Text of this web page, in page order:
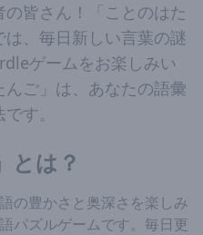
皆さん！「ことのはた
、毎日新しい言葉の謎
ゲームをお楽しみい
ご」は、あなたの語彙
す。
とは？
の豊かさと奥深さを楽しみ
パズルゲームです。毎日更